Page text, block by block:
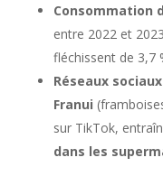
Consommation
entre 2022 et
fléchissent de 3,7
Réseaux sociaux
Franui
sur TikTok,
dans les